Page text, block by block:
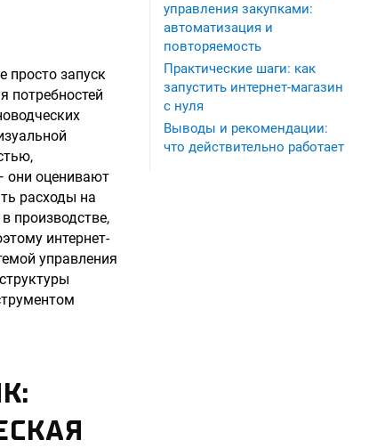
просто запуск
потребностей
они оценивают
расходы на
производстве,
интернет-
управления
управления закупками:
автоматизация и
повторяемость
Практические шаги: как
запустить интернет-магазин
с нуля
Выводы и рекомендации:
что действительно работает